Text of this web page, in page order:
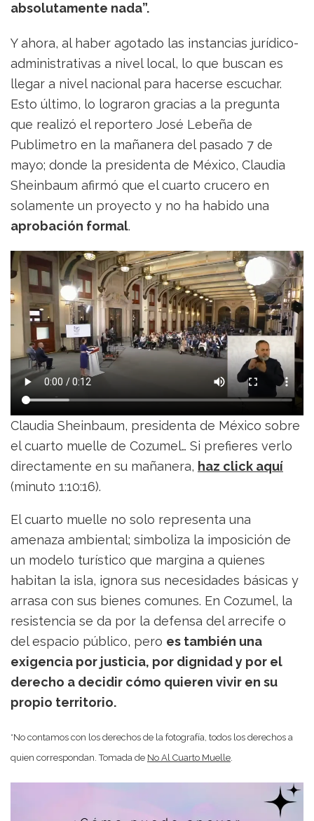
absolutamente nada”.
Y ahora, al haber agotado las instancias jurídico-
administrativas a nivel local, lo que buscan es
llegar a nivel nacional para hacerse escuchar.
Esto último, lo lograron gracias a la pregunta
que realizó el reportero José Lebeña de
Publimetro en la mañanera del pasado 7 de
mayo; donde la presidenta de México, Claudia
Sheinbaum afirmó que el cuarto crucero en
solamente un proyecto y no ha habido una
aprobación formal.
Claudia Sheinbaum, presidenta de México sobre
el cuarto muelle de Cozumel… Si prefieres verlo
directamente en su mañanera, haz click aquí
(minuto 1:10:16).
El cuarto muelle no solo representa una
amenaza ambiental; simboliza la imposición de
un modelo turístico que margina a quienes
habitan la isla, ignora sus necesidades básicas y
arrasa con sus bienes comunes. En Cozumel, la
resistencia se da por la defensa del arrecife o
del espacio público, pero es también una
exigencia por justicia, por dignidad y por el
derecho a decidir cómo quieren vivir en su
propio territorio.
*No contamos con los derechos de la fotografía, todos los derechos a
quien correspondan. Tomada de No Al Cuarto Muelle.